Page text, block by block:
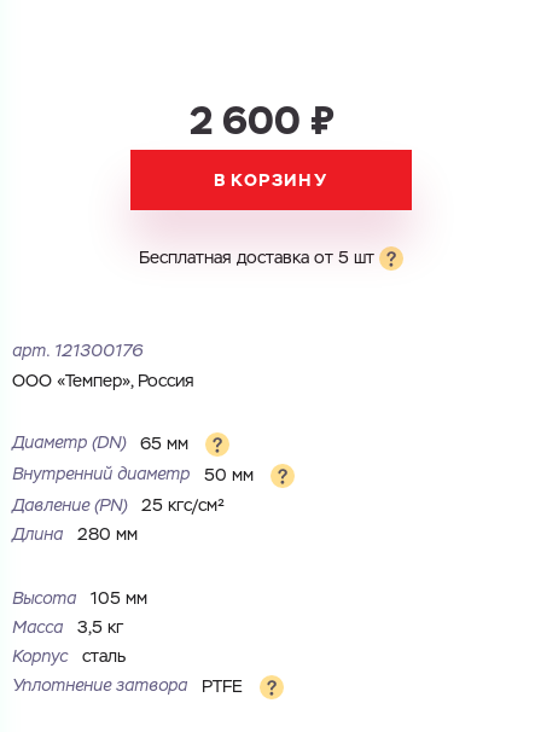
Электронная почта
Комментарий
Cоглашаюсь на обработкуперсональных данных
ОТПРАВИТЬ
Номер телефона
ЗАГРУЗИТЬ
Файл с реквизитами огранизации (любой формат, макс. 20
МБ)
Cоглашаюсь на обработку
2 600 ₽
В КОРЗИНУ
Бесплатная доставка от 5 шт
арт. 121300176
ООО «Темпер», Россия
Диаметр (DN)
65 мм
Внутренний диаметр
50 мм
Давление (РN)
25 кгс/см²
Длина
280 мм
Высота
105 мм
Масса
3,5 кг
Корпус
сталь
Уплотнение затвора
PTFE